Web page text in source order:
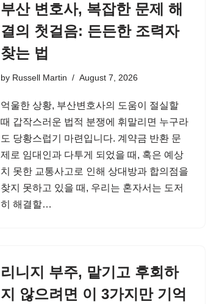
부산 변호사, 복잡한 문제 해
결의 첫걸음: 든든한 조력자
찾는 법
by Russell Martin August 7, 2026
억울한 상황, 부산변호사의 도움이 절실할
때 갑작스러운 법적 분쟁에 휘말리면 누구라
도 당황스럽기 마련입니다. 계약금 반환 문
제로 임대인과 다투게 되었을 때, 혹은 예상
치 못한 교통사고로 인해 상대방과 합의점을
찾지 못하고 있을 때, 우리는 혼자서는 도저
히 해결할…
리니지 부주, 맡기고 후회하
지 않으려면 이 3가지만 기억